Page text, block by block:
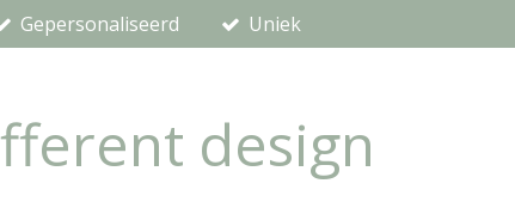
Gepersonaliseerd Uniek
design